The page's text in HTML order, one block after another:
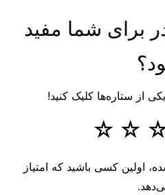
برای شما مفید
از ستاره‌ها کلیک کنید!
☆
☆
اولین کسی باشید که امتیاز